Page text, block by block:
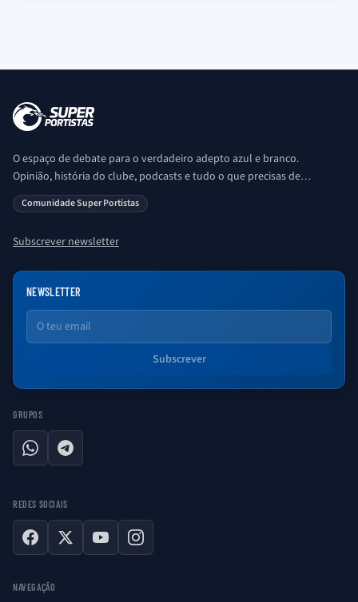
O espaço de debate para o verdadeiro adepto azul e branco.
Opinião, história do clube, podcasts e tudo o que precisas de
saber sobre o universo Porto. Ser Porto é aqui!
Comunidade Super Portistas
Subscrever newsletter
NEWSLETTER
Email
Subscrever
GRUPOS
WhatsAppTelegram
REDES SOCIAIS
Facebook
X YouTubeInstagram
NAVEGAÇÃO